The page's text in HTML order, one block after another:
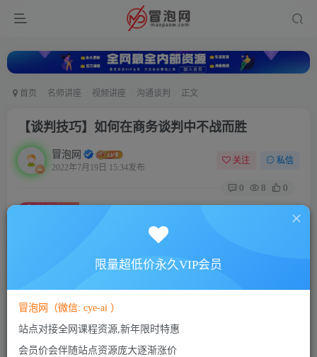
首页 名师讲座 视频讲座 沟通谈判 正文
【谈判技巧】如何在商务谈判中不战而胜
冒泡网
2022年7月19日 15:34发布
关注 私信
0 8 0
【谈判技巧】如何在商务谈判中不战而胜
此内容为付费资源，请付费后查看
5
VIP会员 免费
立即购买
限量超低价永久VIP会员
冒泡网（微信: cye-ai ）
站点对接全网课程资源,新年限时特惠
会员价会伴随站点资源庞大逐渐涨价